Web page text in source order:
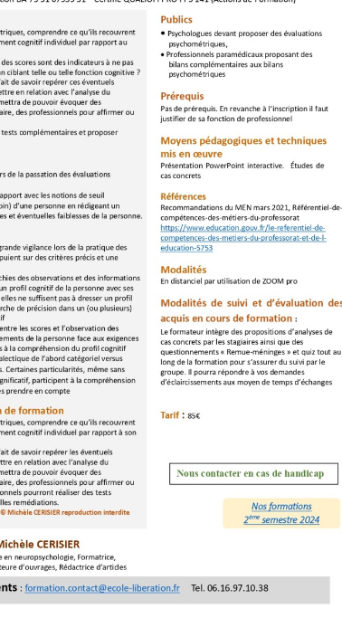
en mars et en mai ou juin 2025
liberation.fr
ci-dessous : http://e.pc.cd/Dl4y6alK